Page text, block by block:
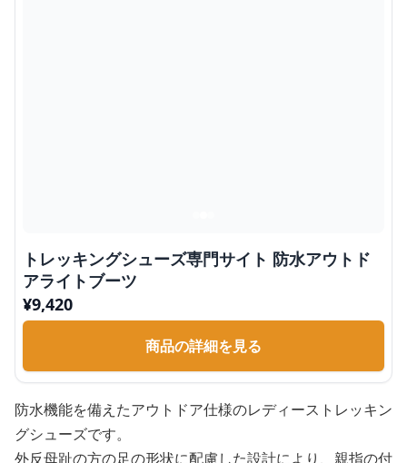
トレッキングシューズ専門サイト 防水アウトド
アライトブーツ
¥9,420
商品の詳細を見る
防水機能を備えたアウトドア仕様のレディーストレッキン
グシューズです。
外反母趾の方の足の形状に配慮した設計により、親指の付